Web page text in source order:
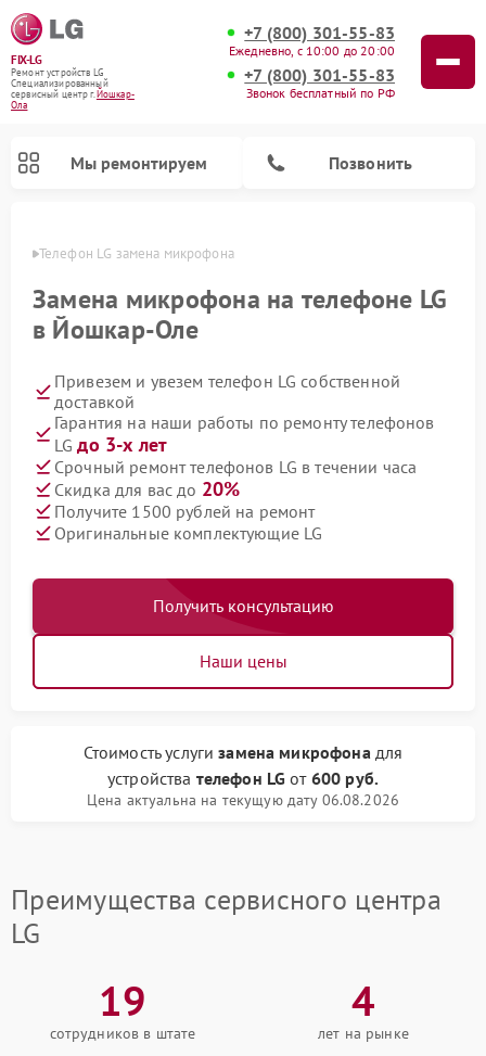
FIX-LG
Ремонт устройств LG
Специализированный
cервисный центр г.Йошкар-
Ола
+7 (800) 301-55-83
Ежедневно, с 10:00 до 20:00
+7 (800) 301-55-83
Звонок бесплатный по РФ
Мы ремонтируем Позвонить
Телефон LG замена микрофона
Замена микрофона на телефоне LG
в Йошкар-Оле
Привезем и увезем телефон LG собственной
доставкой
Гарантия на наши работы по ремонту телефонов
LGдо 3-х лет
Срочный ремонт телефонов LG в течении часа
Скидка для вас до 20%
Получите 1500 рублей на ремонт
Оригинальные комплектующие LG
Получить консультацию
Наши цены
Стоимость услугизамена микрофонадля
устройства телефон LG от 600 руб.
Цена актуальна на текущую дату 06.08.2026
Преимущества сервисного центра
LG
19
сотрудников в штате
4
лет на рынке